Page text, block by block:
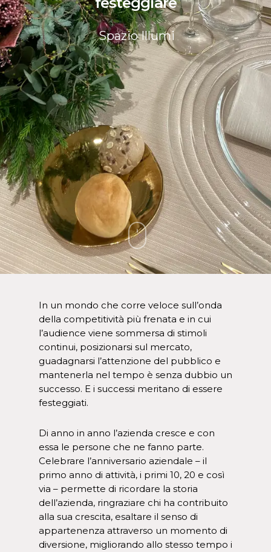
Spazio Illumi
In un mondo che corre veloce sull’onda
della competitività più frenata e in cui
l’audience viene sommersa di stimoli
continui, posizionarsi sul mercato,
guadagnarsi l’attenzione del pubblico e
mantenerla nel tempo è senza dubbio un
successo. E i successi meritano di essere
festeggiati.
Di anno in anno l’azienda cresce e con
essa le persone che ne fanno parte.
Celebrare l’anniversario aziendale – il
primo anno di attività, i primi 10, 20 e così
via – permette di ricordare la storia
dell’azienda, ringraziare chi ha contribuito
alla sua crescita, esaltare il senso di
appartenenza attraverso un momento di
diversione, migliorando allo stesso tempo i